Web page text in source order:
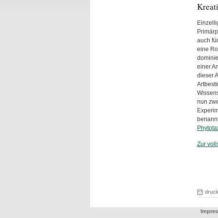
auch
eine
einer
dieser
nun
Zur